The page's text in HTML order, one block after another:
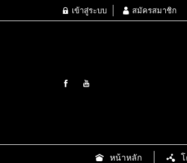
เข้าสู่ระบบ สมัครสมาชิก
หน้าหลัก